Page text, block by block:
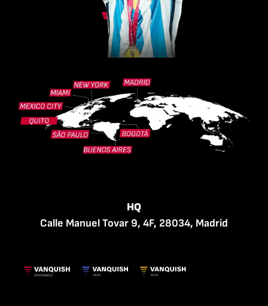
HQ
Calle Manuel Tovar 9, 4F, 28034, Madrid